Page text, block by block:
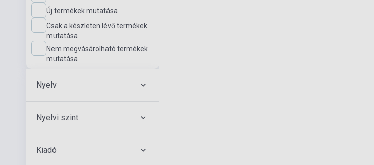
Új termékek mutatása
Csak a készleten lévő termékek
mutatása
Nem megvásárolható termékek
mutatása
Nyelv
Nyelvi szint
Kiadó